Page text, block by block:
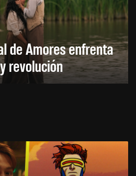
de Amores enfrenta
revolución